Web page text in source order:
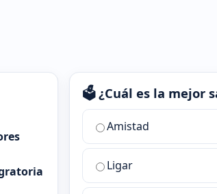
🗳️ ¿Cuál es la mejor
¿Cuál
la
mejor
sala
Amistad
Ligar